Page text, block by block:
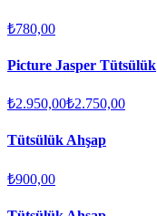
₺780,00
Picture Jasper Tütsülük
₺2.950,00₺2.750,00
Tütsülük Ahşap
₺900,00